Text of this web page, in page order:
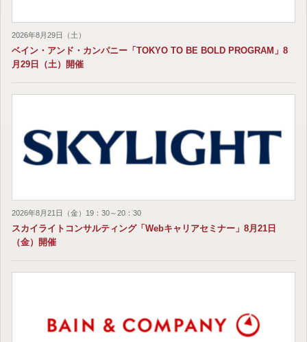
2026年8月29日（土）
ベイン・アンド・カンパニー「TOKYO TO BE BOLD PROGRAM」8
月29日（土）開催
2026年8月21日（金）19：30～20：30
スカイライトコンサルティング「Webキャリアセミナー」8月21日
（金）開催